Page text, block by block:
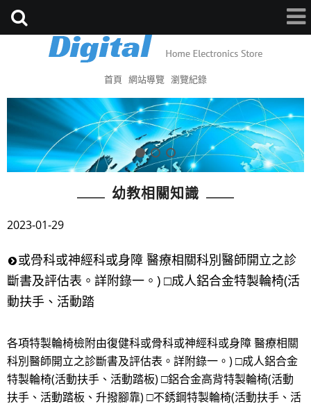
首頁 網站導覽 瀏覽紀錄
幼教相關知識
2023-01-29
或骨科或神經科或身障 醫療相關科別醫師開立之診
斷書及評估表。詳附錄一。) □成人鋁合金特製輪椅(活
動扶手、活動踏
各項特製輪椅檢附由復健科或骨科或神經科或身障 醫療相關
科別醫師開立之診斷書及評估表。詳附錄一。) □成人鋁合金
特製輪椅(活動扶手、活動踏板) □鋁合金高背特製輪椅(活動
扶手、活動踏板、升撥腳靠) □不銹鋼特製輪椅(活動扶手、活